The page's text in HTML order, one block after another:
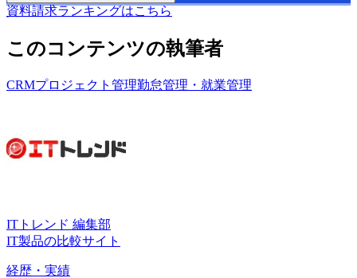
資料請求ランキングはこちら
このコンテンツの執筆者
CRMプロジェクト管理勤怠管理・就業管理
ITトレンド 編集部
IT製品の比較サイト
経歴・実績